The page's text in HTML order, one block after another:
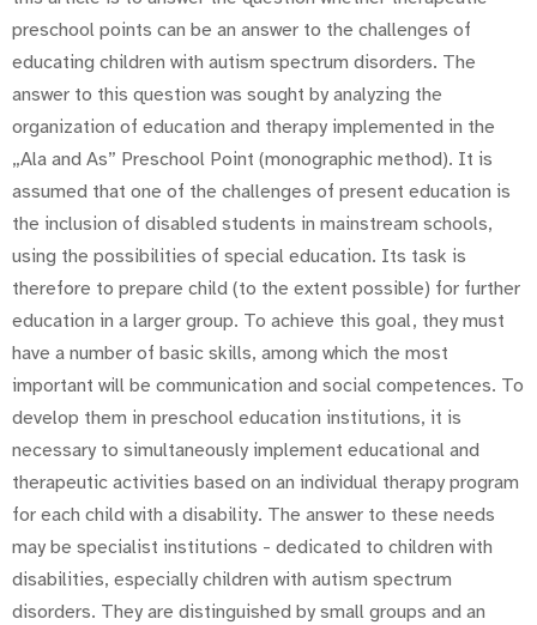
preschool points can be an answer to the challenges of
educating children with autism spectrum disorders. The
answer to this question was sought by analyzing the
organization of education and therapy implemented in the
„Ala and As” Preschool Point (monographic method). It is
assumed that one of the challenges of present education is
the inclusion of disabled students in mainstream schools,
using the possibilities of special education. Its task is
therefore to prepare child (to the extent possible) for further
education in a larger group. To achieve this goal, they must
have a number of basic skills, among which the most
important will be communication and social competences. To
develop them in preschool education institutions, it is
necessary to simultaneously implement educational and
therapeutic activities based on an individual therapy program
for each child with a disability. The answer to these needs
may be specialist institutions - dedicated to children with
disabilities, especially children with autism spectrum
disorders. They are distinguished by small groups and an